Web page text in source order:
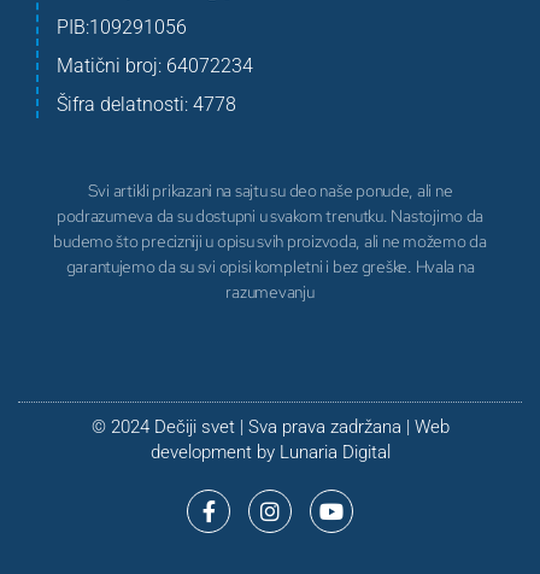
PIB:109291056
Matični broj: 64072234
Šifra delatnosti: 4778
Svi artikli prikazani na sajtu su deo naše ponude, ali ne
podrazumeva da su dostupni u svakom trenutku. Nastojimo da
budemo što precizniji u opisu svih proizvoda, ali ne možemo da
garantujemo da su svi opisi kompletni i bez greške. Hvala na
razumevanju
© 2024 Dečiji svet | Sva prava zadržana | Web
development by Lunaria Digital